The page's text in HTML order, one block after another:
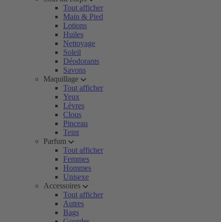
Tout afficher
Main & Pied
Lotions
Huiles
Nettoyage
Soleil
Déodorants
Savons
Maquillage
Tout afficher
Yeux
Lèvres
Clous
Pinceau
Teint
Parfum
Tout afficher
Femmes
Hommes
Unisexe
Accessoires
Tout afficher
Autres
Bags